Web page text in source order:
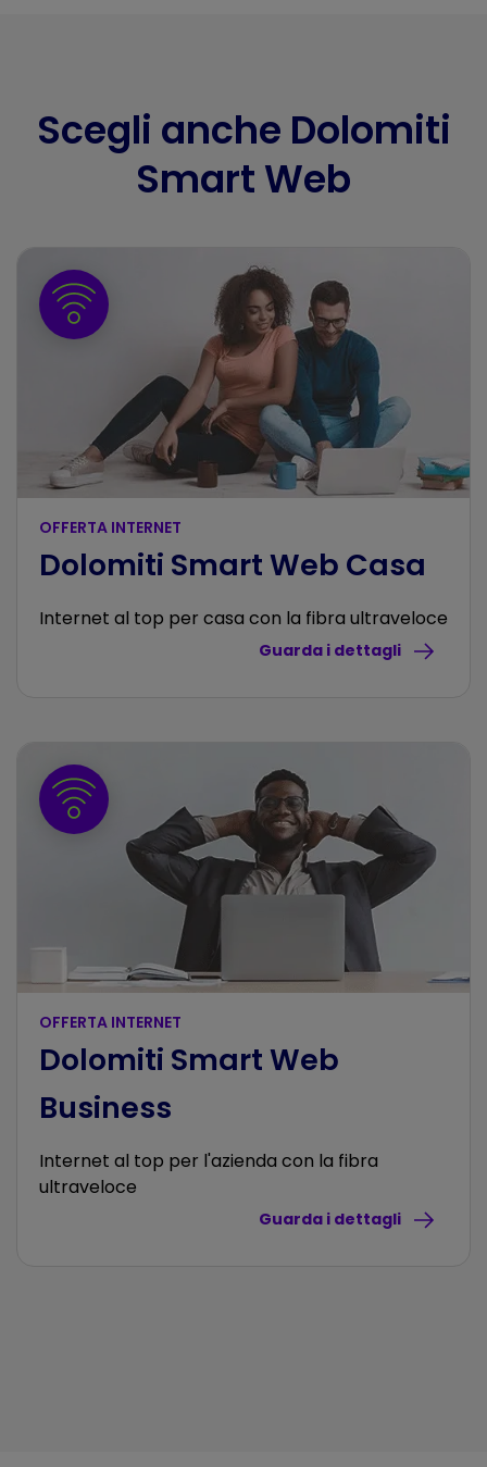
Scegli anche Dolomiti
Smart Web
OFFERTA INTERNET
Dolomiti Smart Web Casa
Internet al top per casa con la fibra ultraveloce
Guarda i dettagli
OFFERTA INTERNET
Dolomiti Smart Web
Business
Internet al top per l'azienda con la fibra
ultraveloce
Guarda i dettagli